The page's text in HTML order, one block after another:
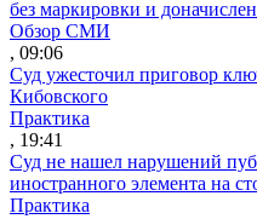
без маркировки и
Обзор СМИ
, 09:06
Суд ужесточил приговор
Кибовского
Практика
, 19:41
Суд не нашел нарушений
иностранного элемента на
Практика